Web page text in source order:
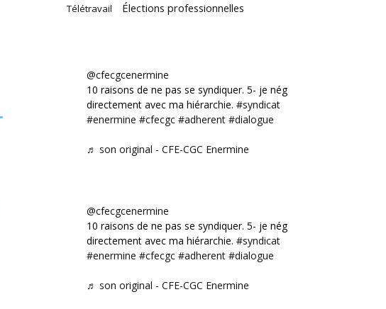
Télétravail Élections professionnelles
@cfecgcenermine
10 raisons de ne pas se syndiquer. 5- je négocie
directement avec ma hiérarchie. #syndicat
#enermine #cfecgc #adherent #dialogue
♬ son original - CFE-CGC Enermine
@cfecgcenermine
10 raisons de ne pas se syndiquer. 5- je négocie
directement avec ma hiérarchie. #syndicat
#enermine #cfecgc #adherent #dialogue
♬ son original - CFE-CGC Enermine